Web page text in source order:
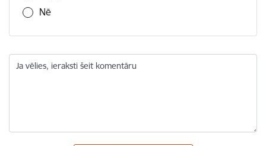
Nē
Ja vēlies, ieraksti šeit komentāru